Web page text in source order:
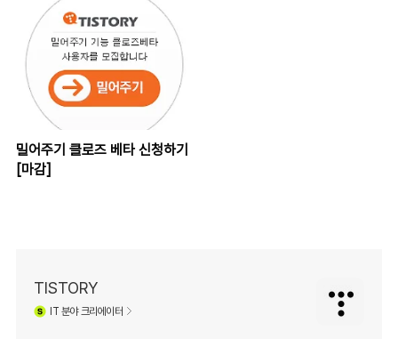
밀어주기 클로즈 베타 신청하기
[마감]
TISTORY
IT 분야 크리에이터